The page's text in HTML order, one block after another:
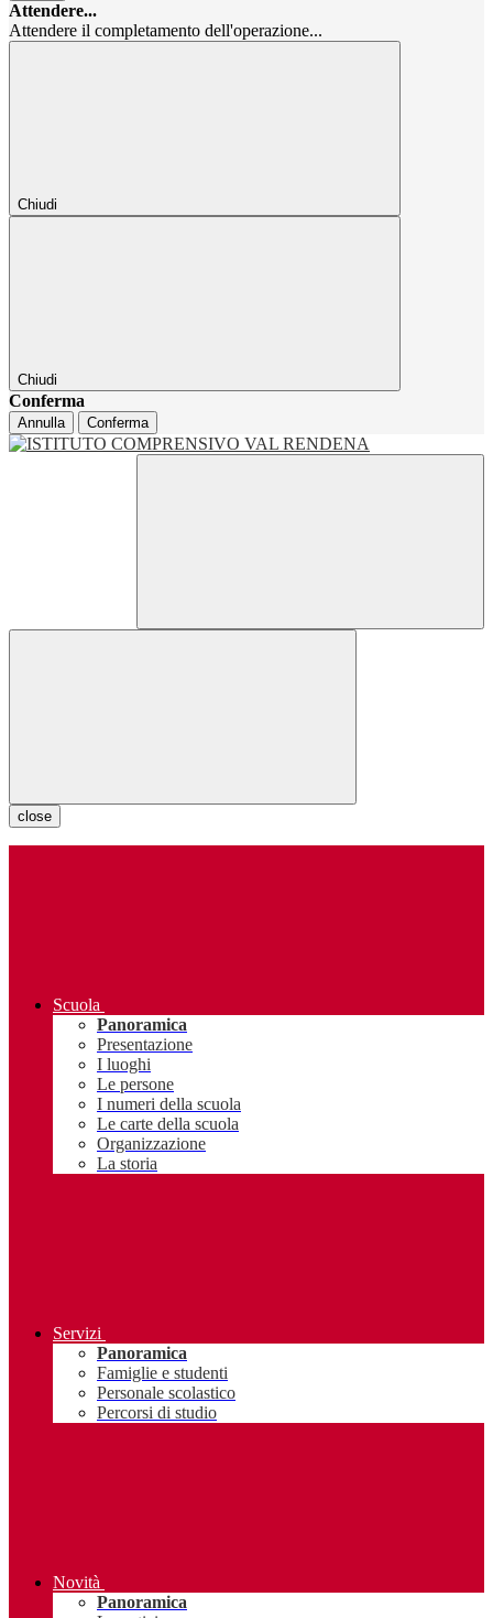
Attendere...
Attendere il completamento dell'operazione...
Chiudi
Chiudi
Conferma
Annulla Conferma
close
Scuola
Panoramica
Presentazione
I luoghi
Le persone
I numeri della scuola
Le carte della scuola
Organizzazione
La storia
Servizi
Panoramica
Famiglie e studenti
Personale scolastico
Percorsi di studio
Novità
Panoramica